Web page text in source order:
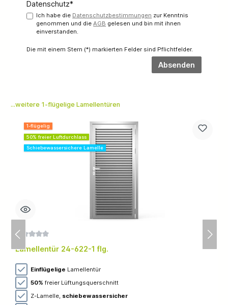
Datenschutz*
Ich habe die Datenschutzbestimmungen zur Kenntnis
genommen und dieAGB gelesen und bin mit ihnen
einverstanden.
Die mit einem Stern (*) markierten Felder sind Pflichtfelder.
Absenden
...weitere 1-flügelige Lamellentüren
1-flügelig
50% freier Luftdurchlass
Schiebewassersichere Lamelle
Durchschnittliche Bewertung von 0 von 5 Sternen
Lamellentür 24-622-1 flg.
Einflügelige Lamellentür
50% freier Lüftungsquerschnitt
Z-Lamelle, schiebewassersicher